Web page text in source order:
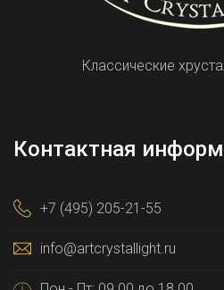
Классические
Контактная
+7 (495) 205-21-55
info@artcrystallight.ru